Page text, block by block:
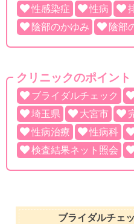
性感染症
性病
陰部のかゆみ
陰部
クリニックのポイント
ブライダルチェック
埼玉県
大宮市
性病治療
性病科
検査結果ネット照会
ブライダルチェ